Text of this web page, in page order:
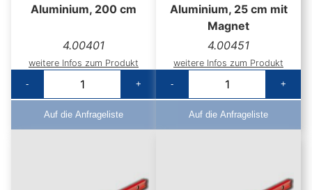
Aluminium, 200 cm
4.00401
weitere Infos zum Produkt
-
+
Auf die Anfrageliste
Aluminium, 25 cm mit
Magnet
4.00451
weitere Infos zum Produkt
-
+
Auf die Anfrageliste